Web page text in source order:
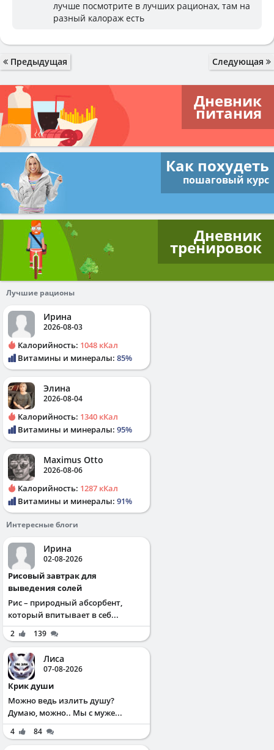
лучше посмотрите в лучших рационах, там на
разный калораж есть
Предыдущая Следующая
Дневник
питания
Как похудеть
пошаговый курс
Дневник
тренировок
Лучшие рационы
Ирина
2026-08-03
Калорийность: 1048 кКал
Витамины и минералы: 85%
Элина
2026-08-04
Калорийность: 1340 кКал
Витамины и минералы: 95%
Maximus Otto
2026-08-06
Калорийность: 1287 кКал
Витамины и минералы: 91%
Интересные блоги
Ирина
02-08-2026
Рисовый завтрак для
выведения солей
Рис – природный абсорбент,
который впитывает в себ...
2 139
Лиса
07-08-2026
Крик души
Можно ведь излить душу?
Думаю, можно.. Мы с муже...
4 84